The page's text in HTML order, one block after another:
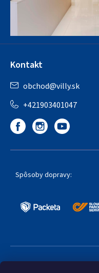
Kontakt
obchod@villy.sk
+421903401047
Spôsoby dopravy: